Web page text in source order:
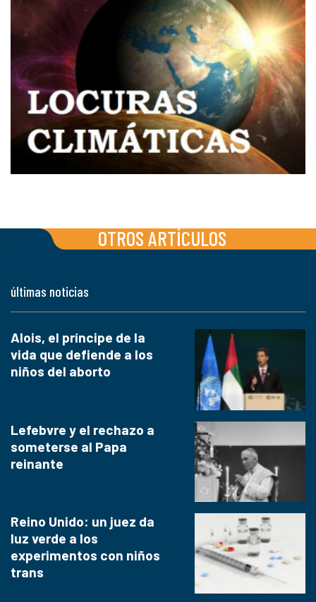
OTROS ARTÍCULOS
últimas noticias
Alois, el príncipe de la
vida que defiende a los
niños del aborto
Lefebvre y el rechazo a
someterse al Papa
reinante
Reino Unido: un juez da
luz verde a los
experimentos con niños
trans